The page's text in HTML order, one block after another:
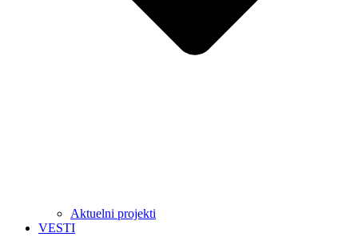
Aktuelni projekti
VESTI